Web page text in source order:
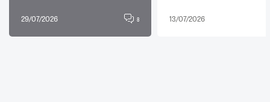
29/07/2026 8 13/07/2026